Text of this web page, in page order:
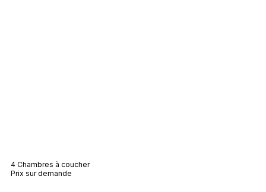
4 Chambres à coucher
Prix sur demande